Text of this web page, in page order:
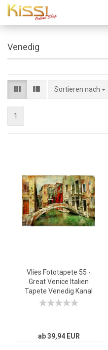
Venedig
Sortieren nach
1
Vlies Fototapete 55 -
Great Venice Italien
Tapete Venedig Kanal
Italien bunt
ab 39,94 EUR